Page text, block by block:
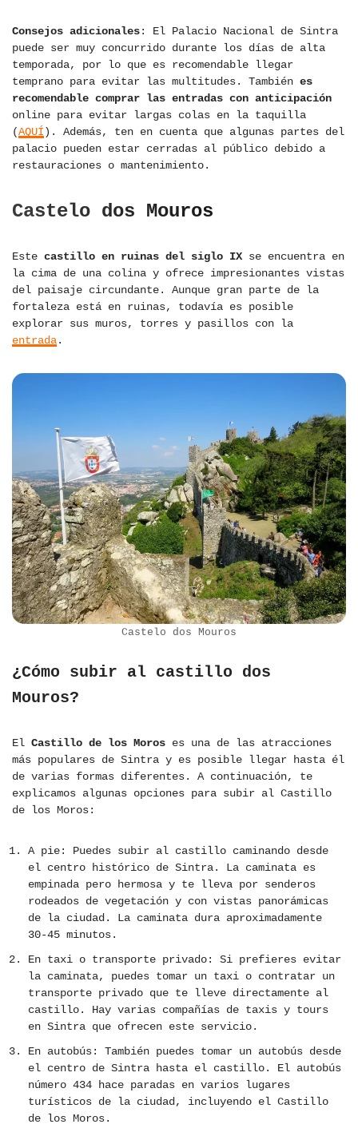
Consejos adicionales: El Palacio Nacional de Sintra
puede ser muy concurrido durante los días de alta
temporada, por lo que es recomendable llegar
temprano para evitar las multitudes. También es
recomendable comprar las entradas con anticipación
online para evitar largas colas en la taquilla
(AQUÍ). Además, ten en cuenta que algunas partes del
palacio pueden estar cerradas al público debido a
restauraciones o mantenimiento.
Castelo dos Mouros
Este castillo en ruinas del siglo IXse encuentra en
la cima de una colina y ofrece impresionantes vistas
del paisaje circundante. Aunque gran parte de la
fortaleza está en ruinas, todavía es posible
explorar sus muros, torres y pasillos con la
entrada.
Castelo dos Mouros
¿Cómo subir al castillo dos
Mouros?
El Castillo de los Moros es una de las atracciones
más populares de Sintra y es posible llegar hasta él
de varias formas diferentes. A continuación, te
explicamos algunas opciones para subir al Castillo
de los Moros:
A pie: Puedes subir al castillo caminando desde
el centro histórico de Sintra. La caminata es
empinada pero hermosa y te lleva por senderos
rodeados de vegetación y con vistas panorámicas
de la ciudad. La caminata dura aproximadamente
30-45 minutos.
En taxi o transporte privado: Si prefieres evitar
la caminata, puedes tomar un taxi o contratar un
transporte privado que te lleve directamente al
castillo. Hay varias compañías de taxis y tours
en Sintra que ofrecen este servicio.
En autobús: También puedes tomar un autobús desde
el centro de Sintra hasta el castillo. El autobús
número 434 hace paradas en varios lugares
turísticos de la ciudad, incluyendo el Castillo
de los Moros.